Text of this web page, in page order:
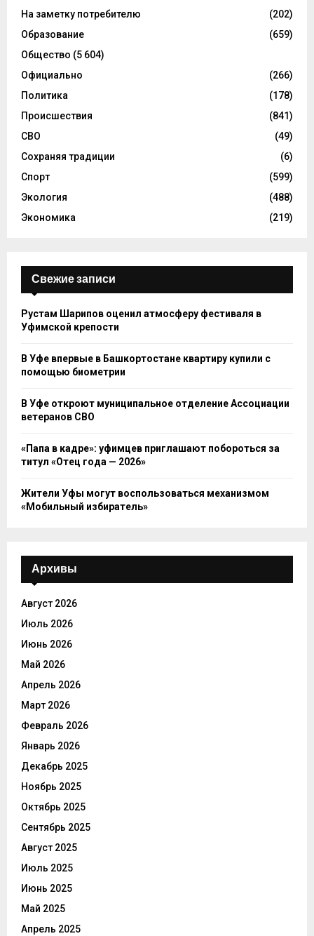
На заметку потребителю
(202)
Образование
(659)
Общество (5 604)
Официально
(266)
Политика
(178)
Происшествия
(841)
СВО
(49)
Сохраняя традиции
(6)
Спорт
(599)
Экология
(488)
Экономика
(219)
Свежие записи
Рустам Шарипов оценил атмосферу фестиваля в
Уфимской крепости
В Уфе впервые в Башкортостане квартиру купили с
помощью биометрии
В Уфе откроют муниципальное отделение Ассоциации
ветеранов СВО
«Папа в кадре»: уфимцев приглашают побороться за
титул «Отец года — 2026»
Жители Уфы могут воспользоваться механизмом
«Мобильный избиратель»
Архивы
Август 2026
Июль 2026
Июнь 2026
Май 2026
Апрель 2026
Март 2026
Февраль 2026
Январь 2026
Декабрь 2025
Ноябрь 2025
Октябрь 2025
Сентябрь 2025
Август 2025
Июль 2025
Июнь 2025
Май 2025
Апрель 2025